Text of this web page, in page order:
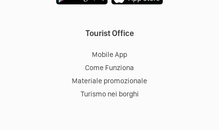
Tourist Office
Mobile App
Come Funziona
Materiale promozionale
Turismo nei borghi